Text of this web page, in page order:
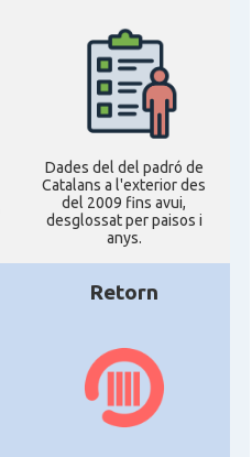
Dades del del padró de
Catalans a l'exterior des
del 2009 fins avui,
desglossat per paisos i
anys.
Retorn